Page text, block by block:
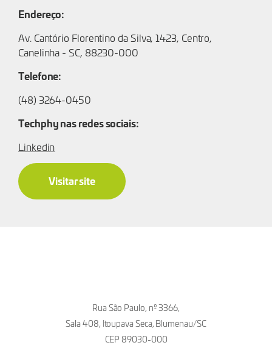
Endereço:
Av. Cantório Florentino da Silva, 1423, Centro,
Canelinha - SC, 88230-000
Telefone:
(48) 3264-0450
Techphy nas redes sociais:
Linkedin
Visitar site
Rua São Paulo, nº 3366,
Sala 408, Itoupava Seca, Blumenau/SC
CEP 89030-000